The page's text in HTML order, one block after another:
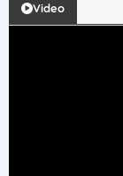
Video